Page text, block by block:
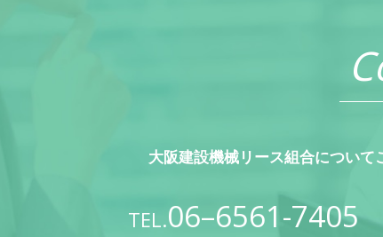
大阪建設機械リース組合について
TEL.06–6561-7405